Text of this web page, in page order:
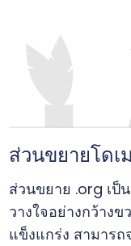
ส่วนขยายโดเ
ส่วนขยาย .org เป็
วางใจอย่างกว้าง
แข็งแกร่ง สามาร